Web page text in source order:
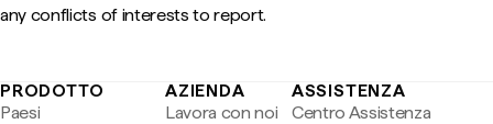
any conflicts of interests to report.
PRODOTTO
Paesi
AZIENDA
Lavora con noi
ASSISTENZA
Centro Assistenza